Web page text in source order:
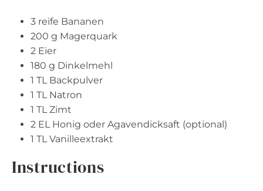
3 reife Bananen
200 g Magerquark
2 Eier
180 g Dinkelmehl
1 TL Backpulver
1 TL Natron
1 TL Zimt
2 EL Honig oder Agavendicksaft (optional)
1 TL Vanilleextrakt
Instructions